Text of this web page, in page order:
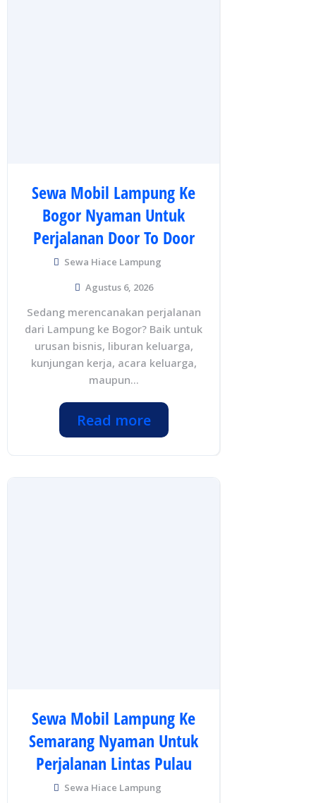
Sewa Mobil Lampung Ke
Bogor Nyaman Untuk
Perjalanan Door To Door
Sewa Hiace Lampung
Agustus 6, 2026
Sedang merencanakan perjalanan
dari Lampung ke Bogor? Baik untuk
urusan bisnis, liburan keluarga,
kunjungan kerja, acara keluarga,
maupun...
Read more
Sewa Mobil Lampung Ke
Semarang Nyaman Untuk
Perjalanan Lintas Pulau
Sewa Hiace Lampung